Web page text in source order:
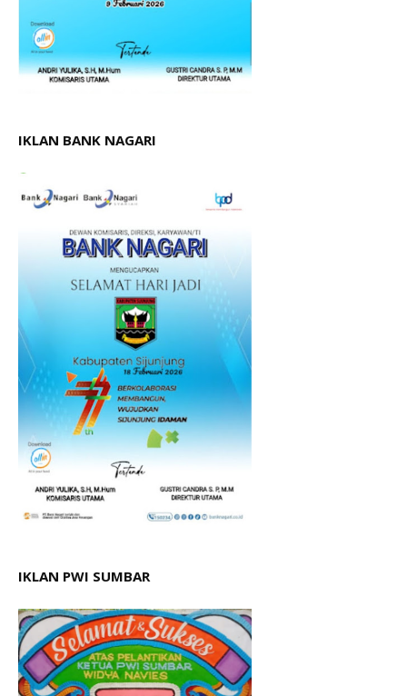
IKLAN BANK NAGARI
IKLAN PWI SUMBAR